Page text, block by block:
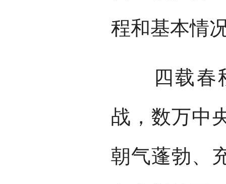
程和基本情
四载春秋
战，数万中
朝气蓬勃、